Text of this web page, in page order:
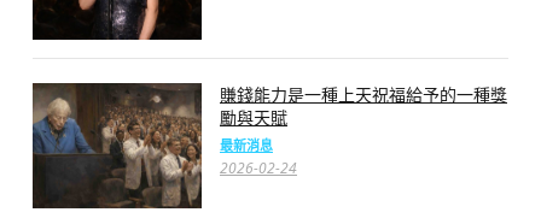
賺錢能力是一種上天祝福給予的一種獎
勵與天賦
最新消息
2026-02-24